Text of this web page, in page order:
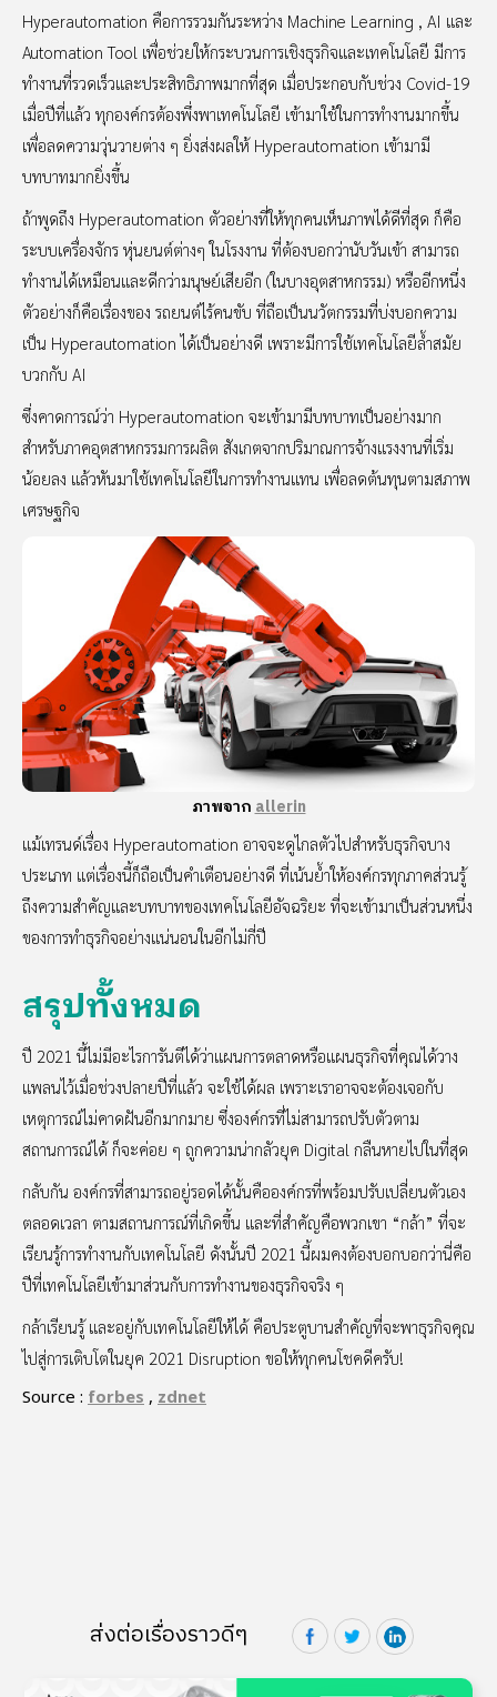
Hyperautomation คือการรวมกันระหว่าง Machine Learning , AI และ
Automation Tool เพื่อช่วยให้กระบวนการเชิงธุรกิจและเทคโนโลยี มีการ
ทำงานที่รวดเร็วและประสิทธิภาพมากที่สุด เมื่อประกอบกับช่วง Covid-19
เมื่อปีที่แล้ว ทุกองค์กรต้องพึ่งพาเทคโนโลยี เข้ามาใช้ในการทำงานมากขึ้น
เพื่อลดความวุ่นวายต่าง ๆ ยิ่งส่งผลให้ Hyperautomation เข้ามามี
บทบาทมากยิ่งขึ้น
ถ้าพูดถึง Hyperautomation ตัวอย่างที่ให้ทุกคนเห็นภาพได้ดีที่สุด ก็คือ
ระบบเครื่องจักร หุ่นยนต์ต่างๆ ในโรงงาน ที่ต้องบอกว่านับวันเข้า สามารถ
ทำงานได้เหมือนและดีกว่ามนุษย์เสียอีก (ในบางอุตสาหกรรม) หรืออีกหนึ่ง
ตัวอย่างก็คือเรื่องของ รถยนต์ไร้คนขับ ที่ถือเป็นนวัตกรรมที่บ่งบอกความ
เป็น Hyperautomation ได้เป็นอย่างดี เพราะมีการใช้เทคโนโลยีล้ำสมัย
บวกกับ AI
ซึ่งคาดการณ์ว่า Hyperautomation จะเข้ามามีบทบาทเป็นอย่างมาก
สำหรับภาคอุตสาหกรรมการผลิต สังเกตจากปริมาณการจ้างแรงงานที่เริ่ม
น้อยลง แล้วหันมาใช้เทคโนโลยีในการทำงานแทน เพื่อลดต้นทุนตามสภาพ
เศรษฐกิจ
ภาพจากallerin
แม้เทรนด์เรื่อง Hyperautomation อาจจะดูไกลตัวไปสำหรับธุรกิจบาง
ประเภท แต่เรื่องนี้ก็ถือเป็นคำเตือนอย่างดี ที่เน้นย้ำให้องค์กรทุกภาคส่วนรู้
ถึงความสำคัญและบทบาทของเทคโนโลยีอัจฉริยะ ที่จะเข้ามาเป็นส่วนหนึ่ง
ของการทำธุรกิจอย่างแน่นอนในอีกไม่กี่ปี
สรุปทั้งหมด
ปี 2021 นี้ไม่มีอะไรการันตีได้ว่าแผนการตลาดหรือแผนธุรกิจที่คุณได้วาง
แพลนไว้เมื่อช่วงปลายปีที่แล้ว จะใช้ได้ผล เพราะเราอาจจะต้องเจอกับ
เหตุการณ์ไม่คาดฝันอีกมากมาย ซึ่งองค์กรที่ไม่สามารถปรับตัวตาม
สถานการณ์ได้ ก็จะค่อย ๆ ถูกความน่ากลัวยุค Digital กลืนหายไปในที่สุด
กลับกัน องค์กรที่สามารถอยู่รอดได้นั้นคือองค์กรที่พร้อมปรับเปลี่ยนตัวเอง
ตลอดเวลา ตามสถานการณ์ที่เกิดขึ้น และที่สำคัญคือพวกเขา “กล้า” ที่จะ
เรียนรู้การทำงานกับเทคโนโลยี ดังนั้นปี 2021 นี้ผมคงต้องบอกบอกว่านี่คือ
ปีที่เทคโนโลยีเข้ามาส่วนกับการทำงานของธุรกิจจริง ๆ
กล้าเรียนรู้ และอยู่กับเทคโนโลยีให้ได้ คือประตูบานสำคัญที่จะพาธุรกิจคุณ
ไปสู่การเติบโตในยุค 2021 Disruption ขอให้ทุกคนโชคดีครับ!
Source : forbes, zdnet
ส่งต่อเรื่องราวดีๆ